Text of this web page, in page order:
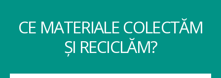
CE MATERIALE COLECTĂM
ȘI RECICLĂM?